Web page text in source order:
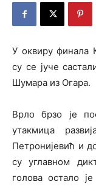
У оквиру
су се јуче
Шумара из Огара.
Врло брзо је
утакмица
Петронијевић и
су углавном
голова остало